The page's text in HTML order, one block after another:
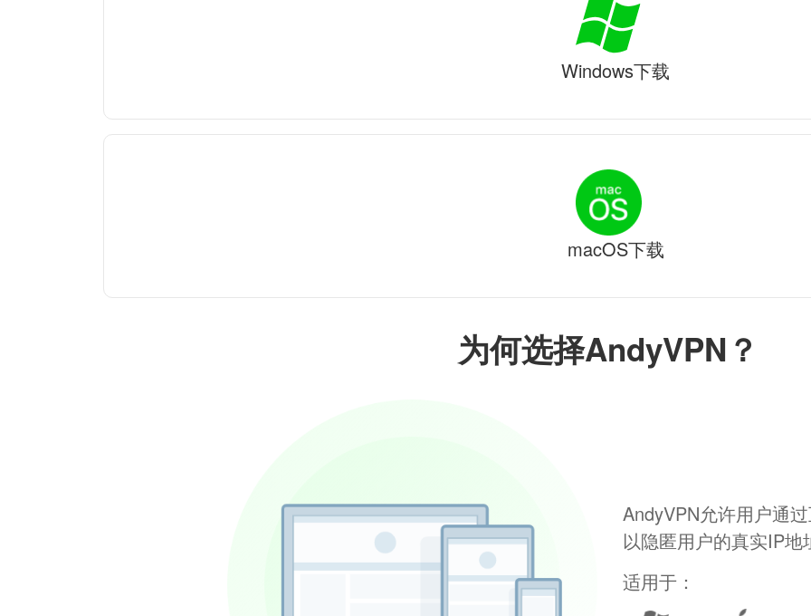
为何选择AndyVPN？
AndyVPN允许用户通
以隐匿用户的真实IP
适用于：
Windows下载
macOS下载